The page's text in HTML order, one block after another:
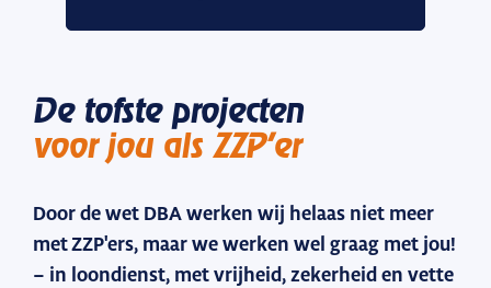
De tofste projecten
voor jou als ZZP’er
Door de wet DBA werken wij helaas niet meer
met ZZP'ers, maar we werken wel graag met jou!
– in loondienst, met vrijheid, zekerheid en vette